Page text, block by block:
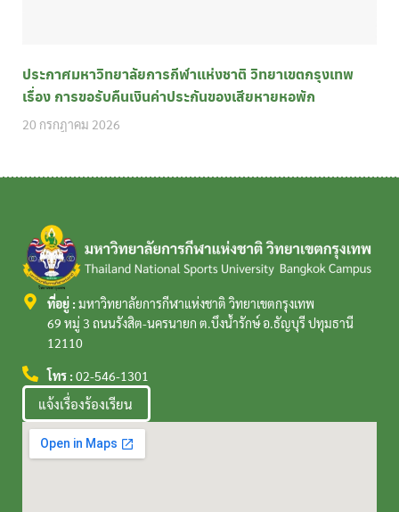
ประกาศมหาวิทยาลัยการกีฬาแห่งชาติ วิทยาเขตกรุงเทพ
เรื่อง การขอรับคืนเงินค่าประกันของเสียหายหอพัก
20 กรกฎาคม 2026
ที่อยู่ : มหาวิทยาลัยการกีฬาแห่งชาติ วิทยาเขตกรุงเทพ
69 หมู่ 3 ถนนรังสิต-นครนายก ต.บึงน้ำรักษ์ อ.ธัญบุรี ปทุมธานี
12110
โทร : 02-546-1301
แจ้งเรื่องร้องเรียน